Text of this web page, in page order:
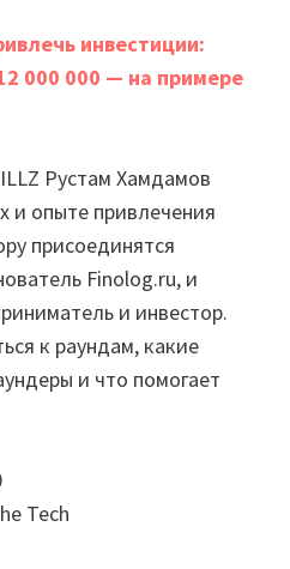
инвестиции:
000 000 — на примере
Рустам Хамдамов
и опыте привлечения
присоединятся
Finolog.ru, и
и инвестор.
к раундам, какие
и что помогает
Tech